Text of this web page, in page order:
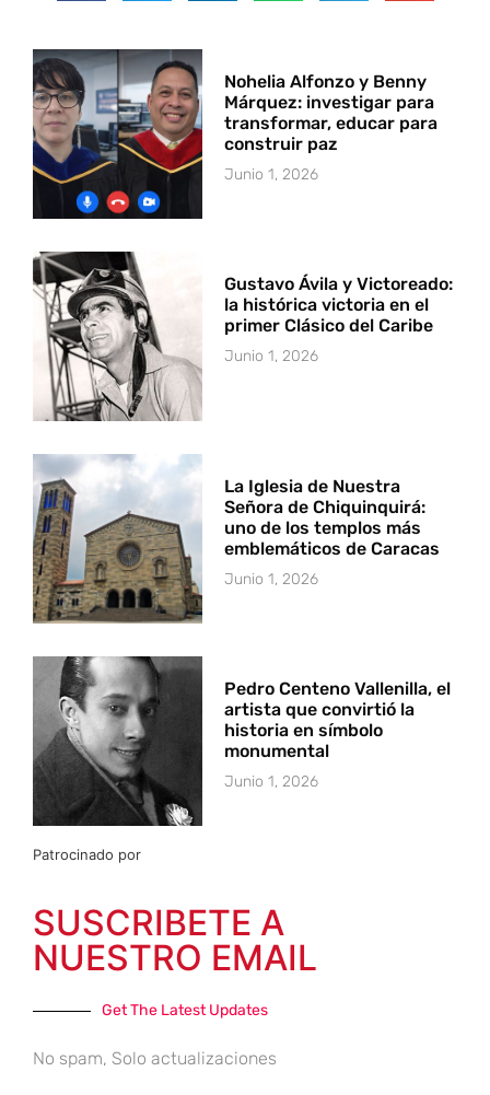
Nohelia Alfonzo y Benny
Márquez: investigar para
transformar, educar para
construir paz
Junio 1, 2026
Gustavo Ávila y Victoreado:
la histórica victoria en el
primer Clásico del Caribe
Junio 1, 2026
La Iglesia de Nuestra
Señora de Chiquinquirá:
uno de los templos más
emblemáticos de Caracas
Junio 1, 2026
Pedro Centeno Vallenilla, el
artista que convirtió la
historia en símbolo
monumental
Junio 1, 2026
Patrocinado por
SUSCRIBETE A
NUESTRO EMAIL
Get The Latest Updates
No spam, Solo actualizaciones